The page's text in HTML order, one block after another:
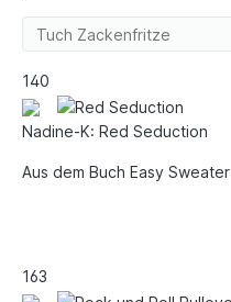
Tuch Zackenfritze
140
Nadine-K: Red Seduction
Aus dem Buch Easy Sweater
163